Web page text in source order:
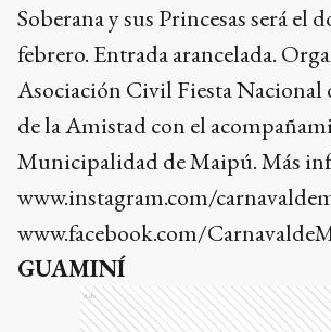
Soberana y sus Princesas será el
febrero. Entrada arancelada.
Asociación Civil Fiesta Nacional
de la Amistad con el
Municipalidad de Maipú. Más
www.instagram.com/
www.facebook.com/
GUAMINÍ
Ads